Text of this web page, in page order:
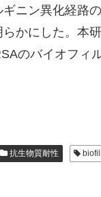
ギニン異化経路
かにした。本
のバイオフィ
抗生物質耐性